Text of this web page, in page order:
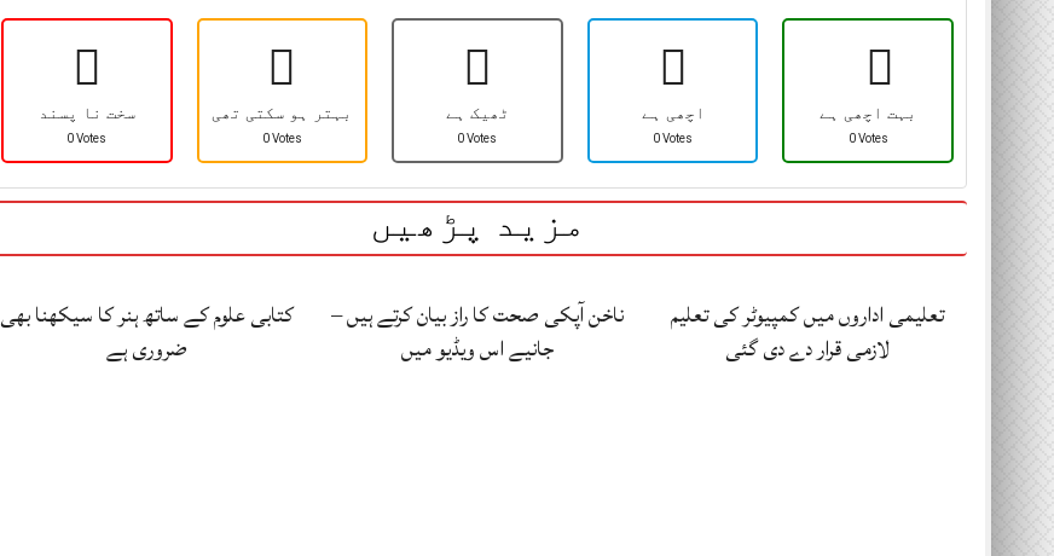
سخت نا پسند
0 Votes
بہتر ہو سکتی تھی
0 Votes
ٹھیک ہے
0 Votes
اچھی ہے
0 Votes
بہت اچھی ہے
0 Votes
مزید پڑھیں
تعلیمی اداروں میں کمپیوٹر کی تعلیم
لازمی قرار دے دی گئی
ناخن آپکی صحت کا راز بیان کرتے ہیں –
جانیے اس ویڈیو میں
کتابی علوم کے ساتھ ہنر کا سیکھنا بھی
ضروری ہے